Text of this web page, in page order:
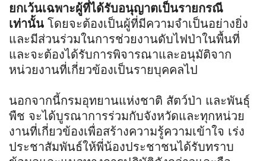
ยกเว้นเฉพาะผู้ที่ได้รับอนุญาตเป็นรายกรณี
เท่านั้น โดยจะต้องเป็นผู้ที่มีความจำเป็นอย่างยิ่ง
และมีส่วนร่วมในการช่วยงานดับไฟป่าในพื้นที่
และจะต้องได้รับการพิจารณาและอนุมัติจาก
หน่วยงานที่เกี่ยวข้องเป็นรายบุคคลไป
นอกจากนี้กรมอุทยานแห่งชาติ สัตว์ป่า และพันธุ์
พืช จะได้บูรณาการร่วมกับจังหวัดและทุกหน่วย
งานที่เกี่ยวข้องเพื่อสร้างความรู้ความเข้าใจ เร่ง
ประชาสัมพันธ์ให้พี่น้องประชาชนได้รับทราบ